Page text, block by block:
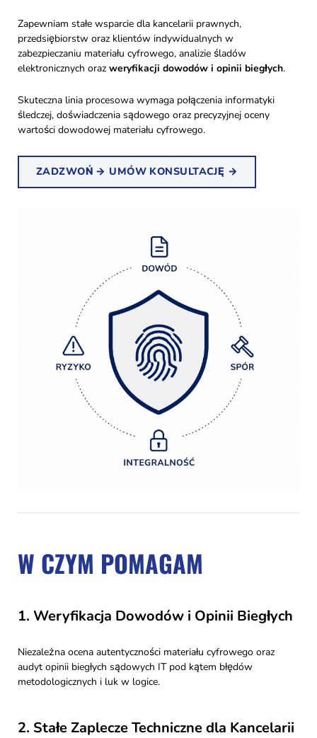
Zapewniam stałe wsparcie dla kancelarii prawnych,
przedsiębiorstw oraz klientów indywidualnych w
zabezpieczaniu materiału cyfrowego, analizie śladów
elektronicznych oraz weryfikacji dowodów i opinii biegłych.
Skuteczna linia procesowa wymaga połączenia informatyki
śledczej, doświadczenia sądowego oraz precyzyjnej oceny
wartości dowodowej materiału cyfrowego.
ZADZWOŃ → UMÓW KONSULTACJĘ →
W CZYM POMAGAM
1. Weryfikacja Dowodów i Opinii Biegłych
Niezależna ocena autentyczności materiału cyfrowego oraz
audyt opinii biegłych sądowych IT pod kątem błędów
metodologicznych i luk w logice.
2. Stałe Zaplecze Techniczne dla Kancelarii